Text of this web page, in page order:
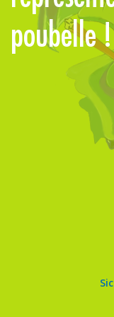
poubelle !